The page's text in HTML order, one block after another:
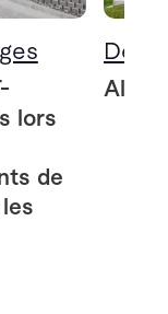
lors
de
Allée